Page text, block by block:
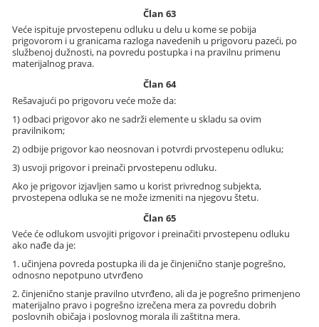
Član 63
Veće ispituje prvostepenu odluku u delu u kome se pobija
prigovorom i u granicama razloga navedenih u prigovoru pazeći, po
službenoj dužnosti, na povredu postupka i na pravilnu primenu
materijalnog prava.
Član 64
Rešavajući po prigovoru veće može da:
1) odbaci prigovor ako ne sadrži elemente u skladu sa ovim
pravilnikom;
2) odbije prigovor kao neosnovan i potvrdi prvostepenu odluku;
3) usvoji prigovor i preinači prvostepenu odluku.
Ako je prigovor izjavljen samo u korist privrednog subjekta,
prvostepena odluka se ne može izmeniti na njegovu štetu.
Član 65
Veće će odlukom usvojiti prigovor i preinačiti prvostepenu odluku
ako nađe da je:
1. učinjena povreda postupka ili da je činjenično stanje pogrešno,
odnosno nepotpuno utvrđeno
2. činjenično stanje pravilno utvrđeno, ali da je pogrešno primenjeno
materijalno pravo i pogrešno izrečena mera za povredu dobrih
poslovnih običaja i poslovnog morala ili zaštitna mera.